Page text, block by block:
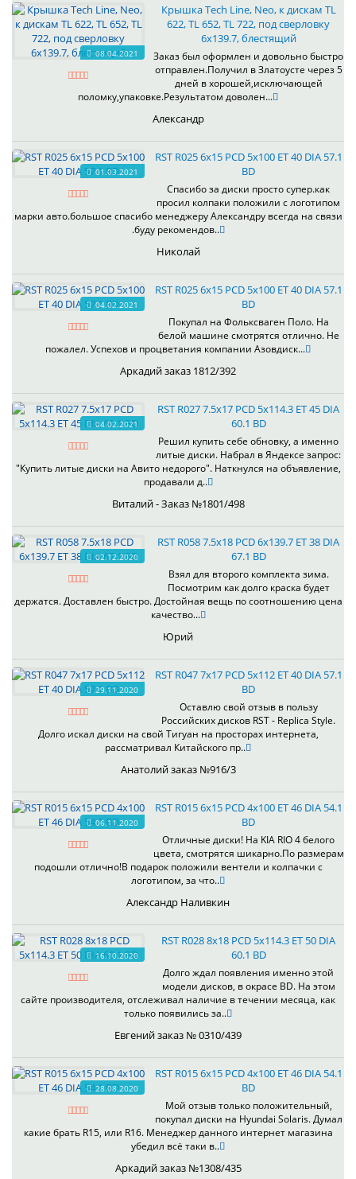
08.04.2021
Крышка Tech Line, Neo, к дискам TL
622, TL 652, TL 722, под сверловку
6х139.7, блестящий
Заказ был оформлен и довольно быстро
отправлен.Получил в Златоусте через 5
дней в хорошей,исключающей
поломку,упаковке.Результатом доволен...
Александр
01.03.2021
RST R025 6x15 PCD 5x100 ET 40 DIA 57.1
BD
Спасибо за диски просто супер.как
просил колпаки положили с логотипом
марки авто.большое спасибо менеджеру Александру всегда на связи
.буду рекомендов..
Николай
04.02.2021
RST R025 6x15 PCD 5x100 ET 40 DIA 57.1
BD
Покупал на Фольксваген Поло. На
белой машине смотрятся отлично. Не
пожалел. Успехов и процветания компании Азовдиск...
Аркадий заказ 1812/392
04.02.2021
RST R027 7.5x17 PCD 5x114.3 ET 45 DIA
60.1 BD
Решил купить себе обновку, а именно
литые диски. Набрал в Яндексе запрос:
"Купить литые диски на Авито недорого". Наткнулся на объявление,
продавали д..
Виталий - Заказ №1801/498
02.12.2020
RST R058 7.5x18 PCD 6x139.7 ET 38 DIA
67.1 BD
Взял для второго комплекта зима.
Посмотрим как долго краска будет
держатся. Доставлен быстро. Достойная вещь по соотношению цена
качество...
Юрий
29.11.2020
RST R047 7x17 PCD 5x112 ET 40 DIA 57.1
BD
Оставлю свой отзыв в пользу
Российских дисков RST - Replica Style.
Долго искал диски на свой Тигуан на просторах интернета,
рассматривал Китайского пр..
Анатолий заказ №916/3
06.11.2020
RST R015 6x15 PCD 4x100 ET 46 DIA 54.1
BD
Отличные диски! На KIA RIO 4 белого
цвета, смотрятся шикарно.По размерам
подошли отлично!В подарок положили вентели и колпачки с
логотипом, за что..
Александр Наливкин
16.10.2020
RST R028 8x18 PCD 5x114.3 ET 50 DIA
60.1 BD
Долго ждал появления именно этой
модели дисков, в окрасе BD. На этом
сайте производителя, отслеживал наличие в течении месяца, как
только появились за..
Евгений заказ № 0310/439
28.08.2020
RST R015 6x15 PCD 4x100 ET 46 DIA 54.1
BD
Мой отзыв только положительный,
покупал диски на Hyundai Solaris. Думал
какие брать R15, или R16. Менеджер данного интернет магазина
убедил всё таки в..
Аркадий заказ №1308/435